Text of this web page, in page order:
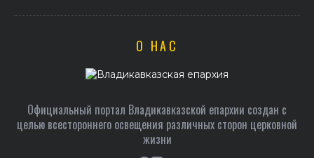
О НАС
Официальный портал Владикавказской епархии создан c
целью всестороннего освещения различных сторон церковной
жизни